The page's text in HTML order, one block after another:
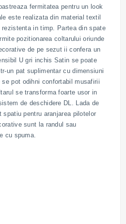
fermitatea pentru un look
este realizata din material textil
in timp. Partea din spate
pozitionarea coltarului oriunde
de pe sezut ii confera un
U gri inchis Satin se poate
un pat suplimentar cu dimensiuni
pot odihni confortabil musafirii
se transforma foarte usor in
de deschidere DL. Lada de
pentru aranjarea pilotelor
sunt la randul sau
cu spuma.